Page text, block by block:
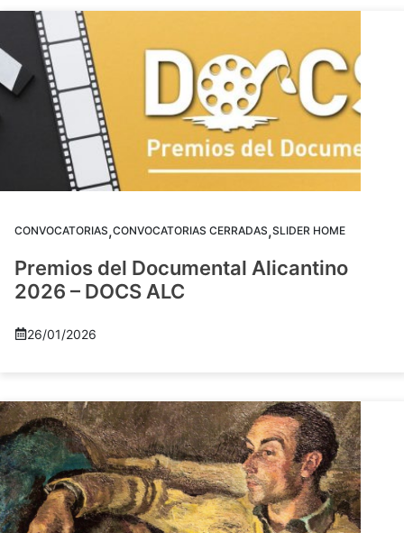
CONVOCATORIAS,CONVOCATORIAS CERRADAS,SLIDER HOME
Premios del Documental Alicantino
2026 – DOCS ALC
26/01/2026